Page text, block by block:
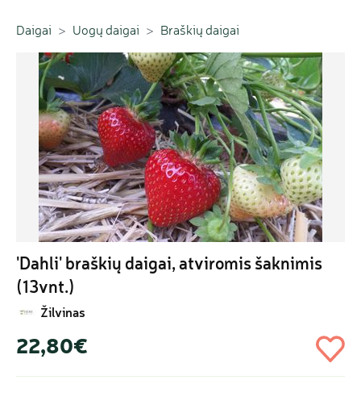
Daigai Uogų daigai Braškių daigai
'Dahli' braškių daigai, atviromis šaknimis
(13vnt.)
Žilvinas
22,80€